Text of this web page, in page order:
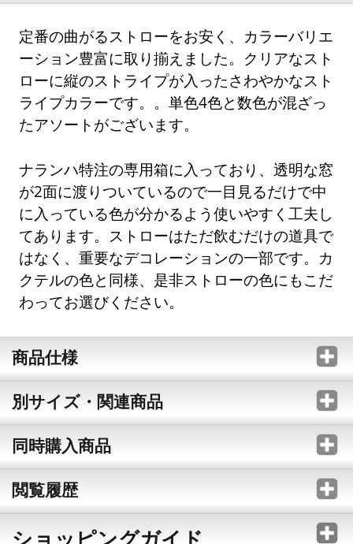
定番の曲がるストローをお安く、カラーバリエ
ーション豊富に取り揃えました。クリアなスト
ローに縦のストライプが入ったさわやかなスト
ライプカラーです。。単色4色と数色が混ざっ
たアソートがございます。
ナランハ特注の専用箱に入っており、透明な窓
が2面に渡りついているので一目見るだけで中
に入っている色が分かるよう使いやすく工夫し
てあります。ストローはただ飲むだけの道具で
はなく、重要なデコレーションの一部です。カ
クテルの色と同様、是非ストローの色にもこだ
わってお選びください。
商品仕様
別サイズ・関連商品
同時購入商品
閲覧履歴